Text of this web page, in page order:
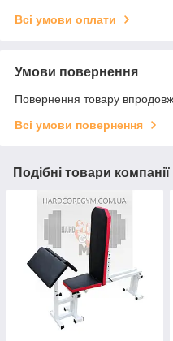
Всі умови оплати
Умови повернення
Повернення товару
Всі умови повернення
Подібні товари компанії